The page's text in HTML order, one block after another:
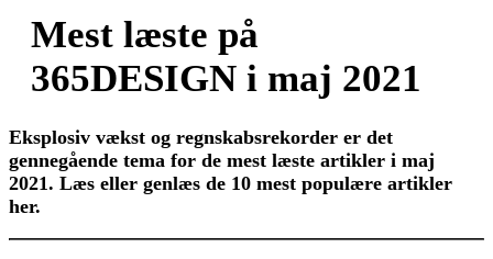
Mest læste på
365DESIGN i maj 2021
Eksplosiv vækst og regnskabsrekorder er det
gennegående tema for de mest læste artikler i maj
2021. Læs eller genlæs de 10 mest populære artikler
her.